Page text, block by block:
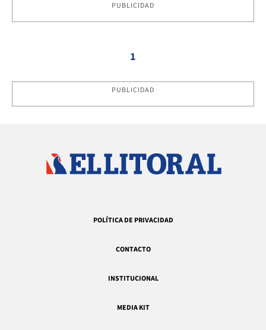
PUBLICIDAD
1
PUBLICIDAD
POLÍTICA DE PRIVACIDAD
CONTACTO
INSTITUCIONAL
MEDIA KIT